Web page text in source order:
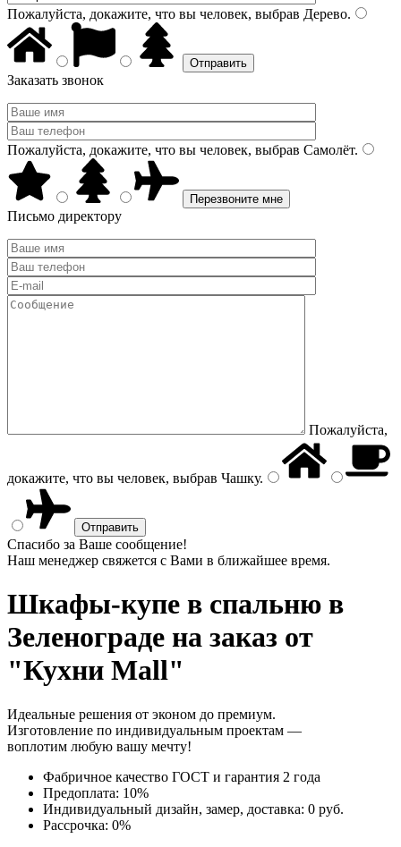
Пожалуйста, докажите, что вы человек, выбрав Дерево.
Заказать звонок
Пожалуйста, докажите, что вы человек, выбрав Самолёт.
Письмо директору
Пожалуйста,
докажите, что вы человек, выбрав Чашку.
Спасибо за Ваше сообщение!
Наш менеджер свяжется с Вами в ближайшее время.
Шкафы-купе в спальню в
Зеленограде на заказ от
"Кухни Mall"
Идеальные решения от эконом до премиум.
Изготовление по индивидуальным проектам —
воплотим любую вашу мечту!
Фабричное качество ГОСТ и гарантия 2 года
Предоплата: 10%
Индивидуальный дизайн, замер, доставка: 0 руб.
Рассрочка: 0%